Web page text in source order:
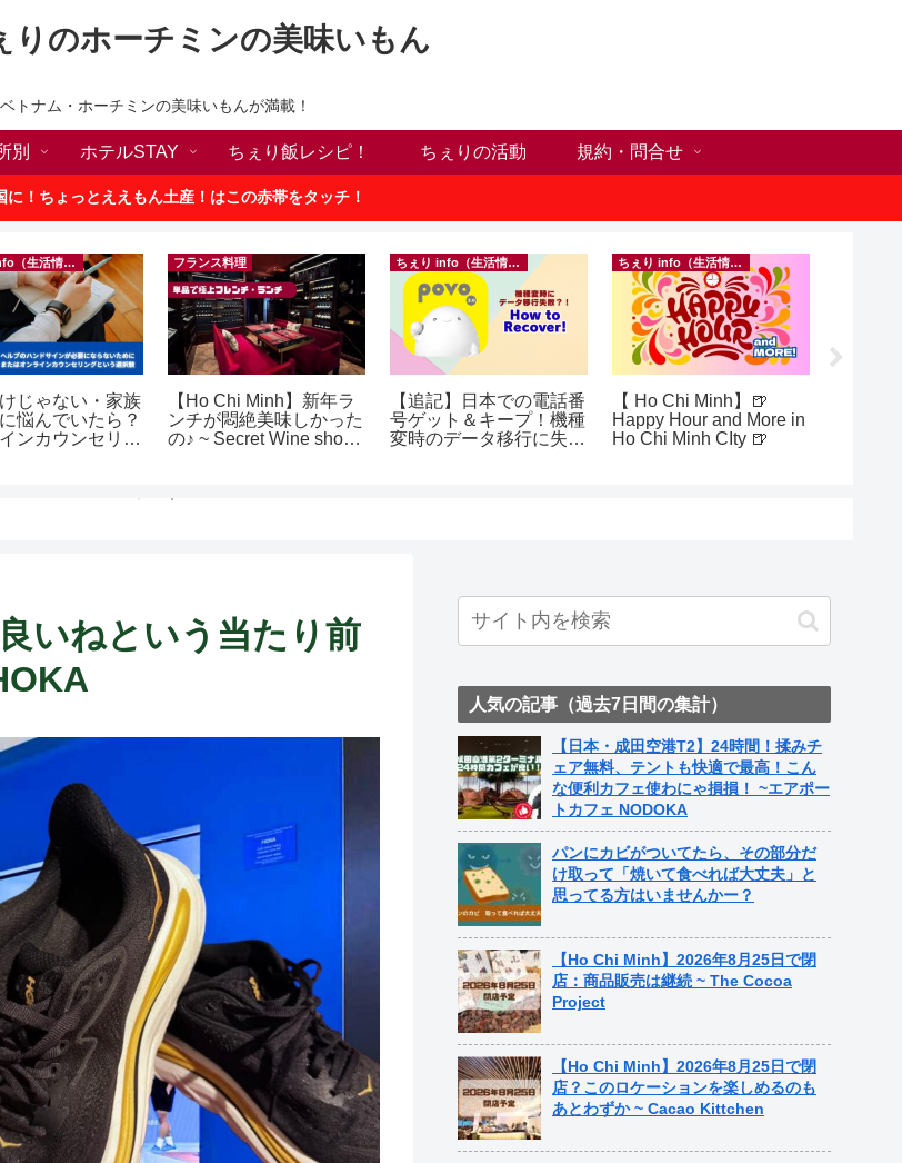
りのホーチミンの美味いもん
ベトナム・ホーチミンの美味いもんが満載！
別 ホテルSTAY ちぇり飯レシピ！ ちぇりの活動 規約・問合せ
に！ちょっとええもん土産！はこの赤帯をタッチ！
ちぇり info（生活情報）
じゃない・家族
悩んでいたら？
ンカウンセリン
フランス料理
【Ho Chi Minh】新年ラ
ンチが悶絶美味しかった
の♪ ~ Secret Wine shop
ちぇり info（生活情報）
【追記】日本での電話番
号ゲット＆キープ！機種
変時のデータ移行に失敗
ちぇり info（生活情報）
【 Ho Chi Minh】🍺
Happy Hour and More in
Ho Chi Minh CIty 🍺
いねという当たり前
人気の記事（過去7日間の集計）
【日本・成田空港T2】24時間！揉みチ
ェア無料、テントも快適で最高！こん
な便利カフェ使わにゃ損損！ ~エアポー
トカフェ NODOKA
パンにカビがついてたら、その部分だ
け取って「焼いて食べれば大丈夫」と
思ってる方はいませんかー？
【Ho Chi Minh】2026年8月25日で閉
店：商品販売は継続 ~ The Cocoa
Project
【Ho Chi Minh】2026年8月25日で閉
店？このロケーションを楽しめるのも
あとわずか ~ Cacao Kittchen